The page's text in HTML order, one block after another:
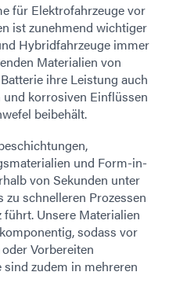
für Elektrofahrzeuge vor
ist zunehmend wichtiger
Hybridfahrzeuge immer
Materialien von
ihre Leistung auch
korrosiven Einflüssen
beibehält.
und Form-in-
von Sekunden unter
schnelleren Prozessen
Unsere Materialien
sodass vor
Vorbereiten
zudem in mehreren